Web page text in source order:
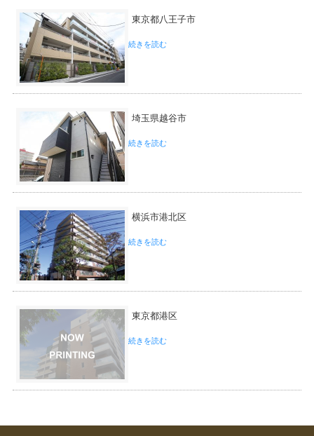
東京都八王子市
続きを読む
埼玉県越谷市
続きを読む
横浜市港北区
続きを読む
東京都港区
続きを読む